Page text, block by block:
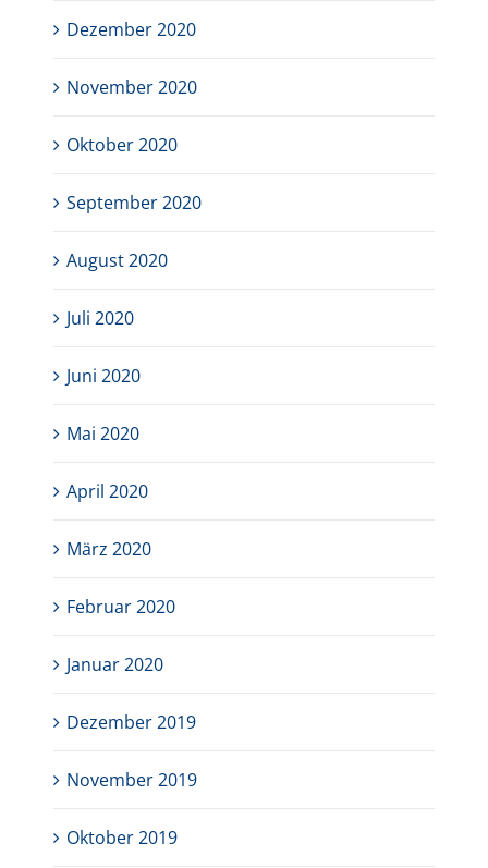
Dezember 2020
November 2020
Oktober 2020
September 2020
August 2020
Juli 2020
Juni 2020
Mai 2020
April 2020
März 2020
Februar 2020
Januar 2020
Dezember 2019
November 2019
Oktober 2019